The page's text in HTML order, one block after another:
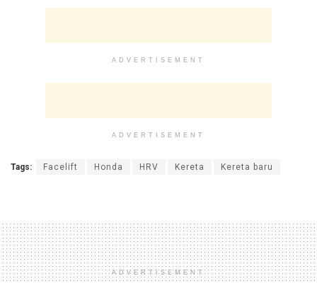
ADVERTISEMENT
ADVERTISEMENT
Tags: Facelift Honda HRV Kereta Kereta baru
ADVERTISEMENT